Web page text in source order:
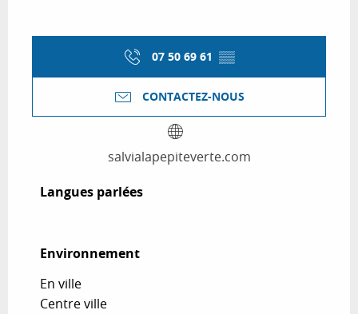
07 50 69 61 ▒▒
CONTACTEZ-NOUS
salvialapepiteverte.com
Langues parlées
Langues parlées
Environnement
Environnement
En ville
Centre ville